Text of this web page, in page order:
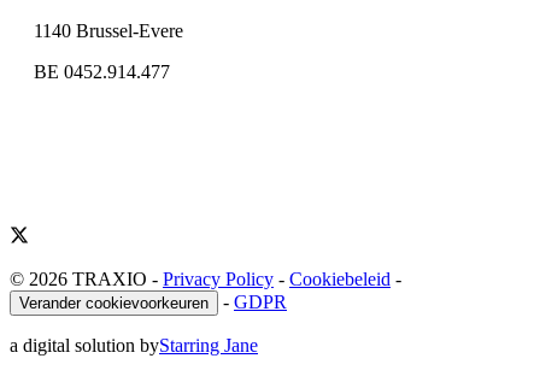
1140 Brussel-Evere
BE 0452.914.477
© 2026 TRAXIO - Privacy Policy - Cookiebeleid -
Verander cookievoorkeuren - GDPR
a digital solution byStarring Jane